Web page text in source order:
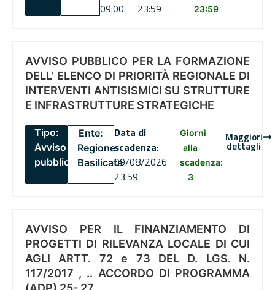
09:00
23:59
23:59
AVVISO PUBBLICO PER LA FORMAZIONE
DELL’ ELENCO DI PRIORITÀ REGIONALE DI
INTERVENTI ANTISISMICI SU STRUTTURE
E INFRASTRUTTURE STRATEGICHE
Tipo:
Avviso
pubblico
Ente:
Regione
Basilicata
Data di
scadenza:
09/08/2026
23:59
Giorni
alla
scadenza:
3
Maggiori
dettagli
AVVISO PER IL FINANZIAMENTO DI
PROGETTI DI RILEVANZA LOCALE DI CUI
AGLI ARTT. 72 e 73 DEL D. LGS. N.
117/2017 , .. ACCORDO DI PROGRAMMA